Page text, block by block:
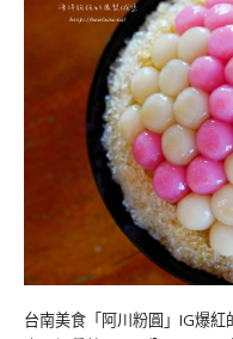
台南美食「阿川粉圓」IG爆